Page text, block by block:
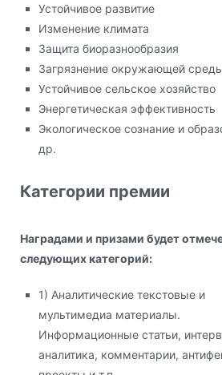
Устойчивое развитие
Изменение климата
Защита биоразнообразия
Загрязнение окружающей
Устойчивое сельское хозяйство
Энергетическая эффективность
Экологическое сознание и
др.
Категории премии
Наградами и призами будет
следующих категорий:
1) Аналитические текстовые и
мультимедиа материалы.
Информационные статьи,
аналитика, комментарии,